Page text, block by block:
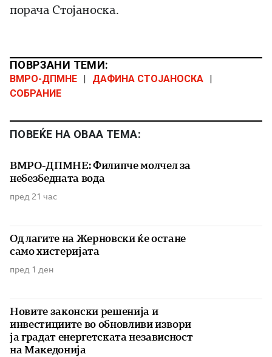
порача Стојаноска.
ПОВРЗАНИ ТЕМИ:
ВМРО-ДПМНЕ | ДАФИНА СТОЈАНОСКА |
СОБРАНИЕ
ПОВЕЌЕ НА ОВАА ТЕМА:
ВМРО-ДПМНЕ: Филипче молчел за
небезбедната вода
пред 21 час
Од лагите на Жерновски ќе остане
само хистеријата
пред 1 ден
Новите законски решенија и
инвестициите во обновливи извори
ја градат енергетската независност
на Македонија